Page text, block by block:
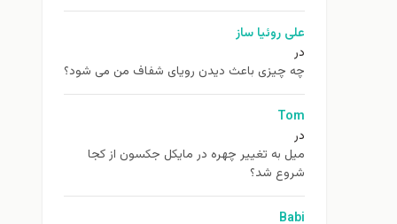
علی روئیا ساز
در
چه چیزی باعث دیدن رویای شفاف من می شود؟
Tom
در
ميل به تغيير چهره در مایکل جکسون از كجا
شروع شد؟
Babi